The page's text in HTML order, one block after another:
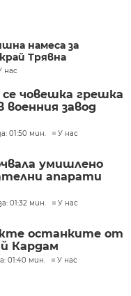
намеса за
Трявна
нас
човешка грешка
военния завод
01:50 мин. У нас
умишлено
апарати
01:32 мин. У нас
останките от
Кардам
01:40 мин. У нас